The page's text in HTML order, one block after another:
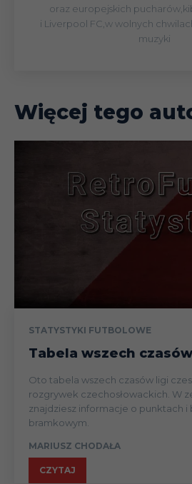
oraz europejskich
i Liverpool FC,w wolnych
muzyki
Więcej tego
STATYSTYKI FUTBOLOWE
Tabela wszech
Oto tabela wszech czasów ligi
rozgrywek czechosłowackich. W
znajdziesz informacje o punktach i
bramkowym.
MARIUSZ CHODAŁA
CZYTAJ